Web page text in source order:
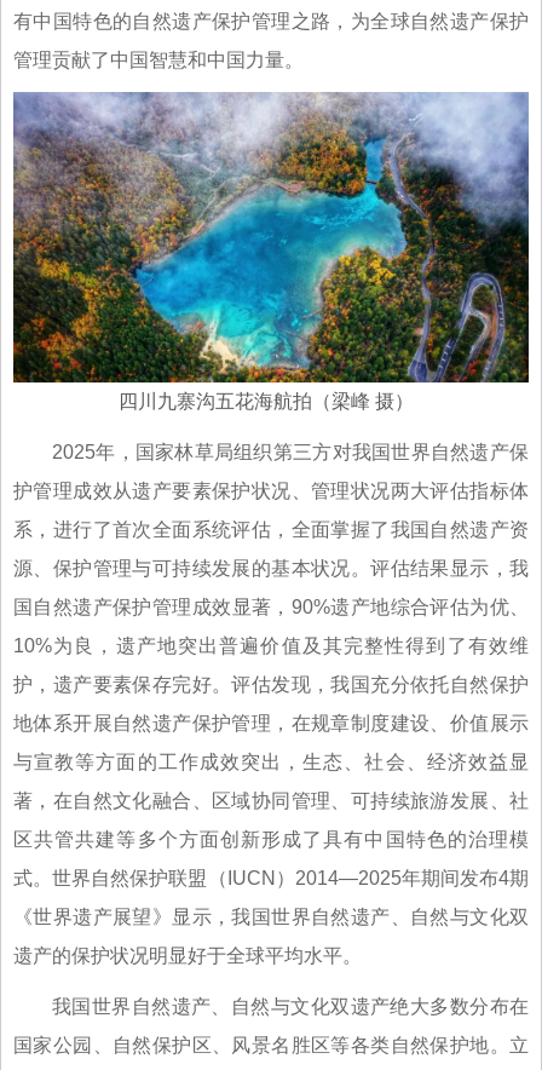
有中国特色的自然遗产保护管理之路，为全球自然遗产保护
管理贡献了中国智慧和中国力量。
四川九寨沟五花海航拍（梁峰 摄）
2025年，国家林草局组织第三方对我国世界自然遗产保
护管理成效从遗产要素保护状况、管理状况两大评估指标体
系，进行了首次全面系统评估，全面掌握了我国自然遗产资
源、保护管理与可持续发展的基本状况。评估结果显示，我
国自然遗产保护管理成效显著，90%遗产地综合评估为优、
10%为良，遗产地突出普遍价值及其完整性得到了有效维
护，遗产要素保存完好。评估发现，我国充分依托自然保护
地体系开展自然遗产保护管理，在规章制度建设、价值展示
与宣教等方面的工作成效突出，生态、社会、经济效益显
著，在自然文化融合、区域协同管理、可持续旅游发展、社
区共管共建等多个方面创新形成了具有中国特色的治理模
式。世界自然保护联盟（IUCN）2014—2025年期间发布4期
《世界遗产展望》显示，我国世界自然遗产、自然与文化双
遗产的保护状况明显好于全球平均水平。
我国世界自然遗产、自然与文化双遗产绝大多数分布在
国家公园、自然保护区、风景名胜区等各类自然保护地。立